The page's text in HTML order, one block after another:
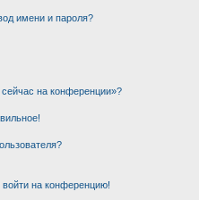
имени и пароля?
на конференции»?
на конференцию!